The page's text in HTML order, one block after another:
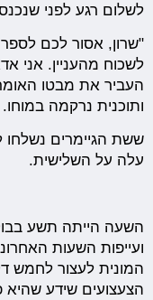
לשלום רגע לפני
"שרון, אסור לכם
לשכוח מהעניין. אני
העביר את מבטו
ותוכנית נרקמה במוחו.
ששת הגיימרים נשלחו
עלה על השלישית.
השעה הייתה תשע
ועייפות השעות
המונית לעצור לחמש
הצעצועים שידע